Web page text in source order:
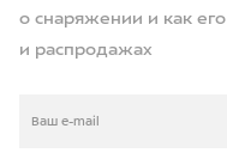
о снаряжении и как
и распродажах